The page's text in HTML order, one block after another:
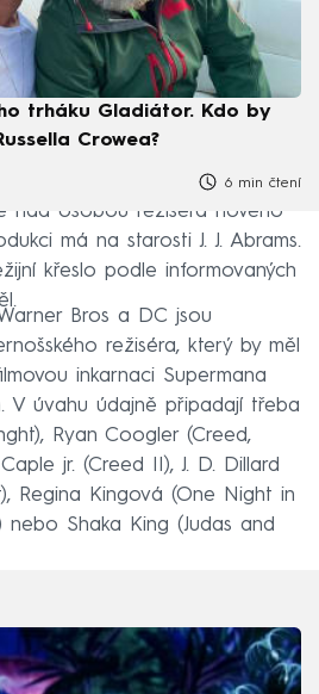
trháku Gladiátor. Kdo by
Crowea?
6 min čtení
nad osobou režiséra nového
má na starosti J. J. Abrams.
křeslo podle informovaných
Bros a DC jsou
režiséra, který by měl
inkarnaci Supermana
V úvahu údajně připadají třeba
Ryan Coogler (Creed,
jr. (Creed II), J. D. Dillard
Regina Kingová (One Night in
nebo Shaka King (Judas and